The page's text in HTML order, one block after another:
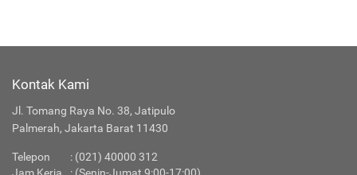
Kontak Kami
Jl. Tomang Raya No. 38, Jatipulo
Palmerah, Jakarta Barat 11430
Telepon : (021) 40000 312